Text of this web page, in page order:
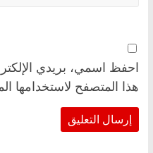
احفظ اسمي، بريدي
هذا المتصفح لاستخدامها